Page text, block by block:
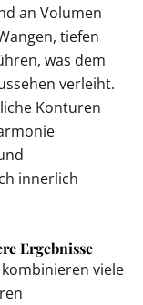
an Volumen
tiefen
was dem
verleiht.
Konturen
innerlich
Ergebnisse
viele